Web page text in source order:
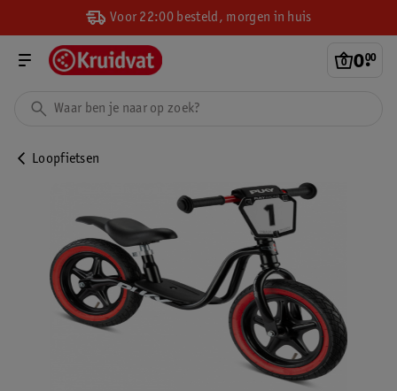
Voor 22:00 besteld, morgen in huis
0.
00
Loopfietsen